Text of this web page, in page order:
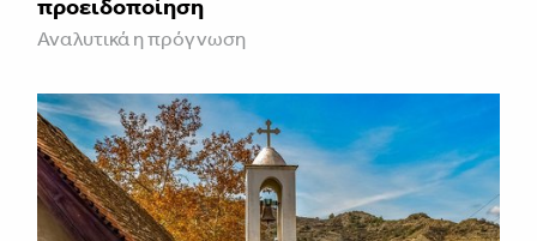
Αναλυτικά η πρόγνωση